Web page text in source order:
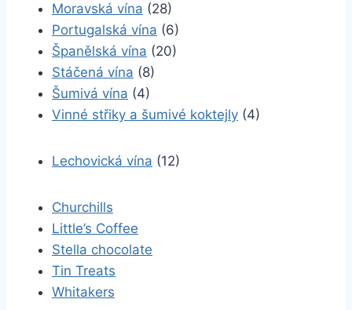
Moravská vína (28)
Portugalská vína (6)
Španělská vína (20)
Stáčená vína (8)
Šumivá vína (4)
Vinné střiky a šumivé koktejly (4)
Lechovická vína (12)
Churchills
Little’s Coffee
Stella chocolate
Tin Treats
Whitakers